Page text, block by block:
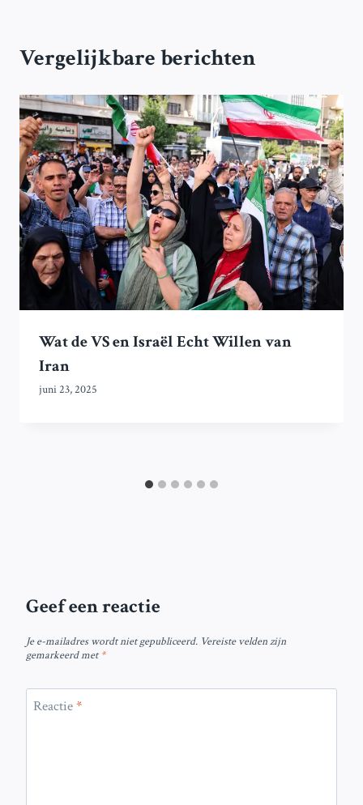
Vergelijkbare berichten
Wat de VS en Israël Echt Willen van
Iran
juni 23, 2025
Geef een reactie
Je e-mailadres wordt niet gepubliceerd. Vereiste velden zijn
gemarkeerd met*
Reactie*